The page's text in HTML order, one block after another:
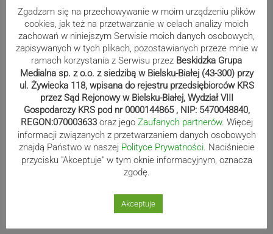
80-lecie Soły Kobiernice. Będzie się
działo! SZCZEGÓŁOWY PROGRAM
Kaniów stolicą europejskiego kajak
polo. Kilkadziesiąt drużyn z całej
Europy rywalizowało przez trzy dni
Nakamura z dubletem w Wiśle.
klasyfikację Polaków
Zgadzam się na przechowywanie w moim urządzeniu plików
cookies, jak też na przetwarzanie w celach analizy moich
zachowań w niniejszym Serwisie moich danych osobowych,
zapisywanych w tych plikach, pozostawianych przeze mnie w
ramach korzystania z Serwisu przez Beskidzka Grupa
Medialna sp. z o.o. z siedzibą w Bielsku-Białej (43-300) przy
ul. Żywiecka 118, wpisana do rejestru przedsiębiorców KRS
przez Sąd Rejonowy w Bielsku-Białej, Wydział VIII
Gospodarczy KRS pod nr 0000144865 , NIP: 5470048840,
REGON:070003633 oraz jego Zaufanych partnerów. Więcej
informacji związanych z przetwarzaniem danych osobowych
znajdą Państwo w naszej Polityce Prywatności. Naciśniecie
przycisku "Akceptuje" w tym oknie informacyjnym, oznacza
zgodę.
Akceptuje